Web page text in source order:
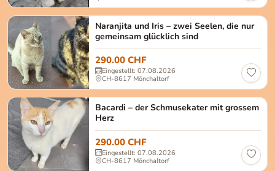
Naranjita und Iris – zwei Seelen, die nur
gemeinsam glücklich sind
Naranjita und Iris Naranjita (orange) und Iris
290.00 CHF
Eingestellt: 07.08.2026
CH-8617 Mönchaltorf
Bacardi – der Schmusekater mit grossem
Herz
Bacardi Geschlecht: Männlich, kastriert
290.00 CHF
Eingestellt: 07.08.2026
CH-8617 Mönchaltorf